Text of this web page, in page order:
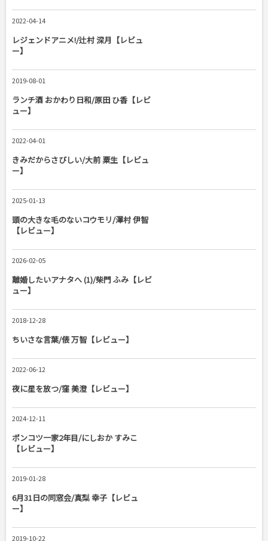
2022-04-14
レジェンドアニメ!/辻村 深月【レビュ
ー】
2019-08-01
ランチ酒 おかわり日和/原田 ひ香【レビ
ュー】
2022-04-01
きみだからさびしい/大前 粟生【レビュ
ー】
2025-01-13
頭の大きな毛のないコウモリ/澤村 伊智
【レビュー】
2026-02-05
離婚したいアナタへ (1)/柴門 ふみ【レビ
ュー】
2018-12-28
ちいさな言葉/俵 万智【レビュー】
2022-06-12
夜に星を放つ/窪 美澄【レビュー】
2024-12-11
ポンコツ一家2年目/にしおか すみこ
【レビュー】
2019-01-28
6月31日の同窓会/真梨 幸子【レビュ
ー】
2019-10-22